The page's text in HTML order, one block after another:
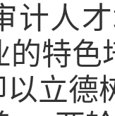
计人
特色
以立